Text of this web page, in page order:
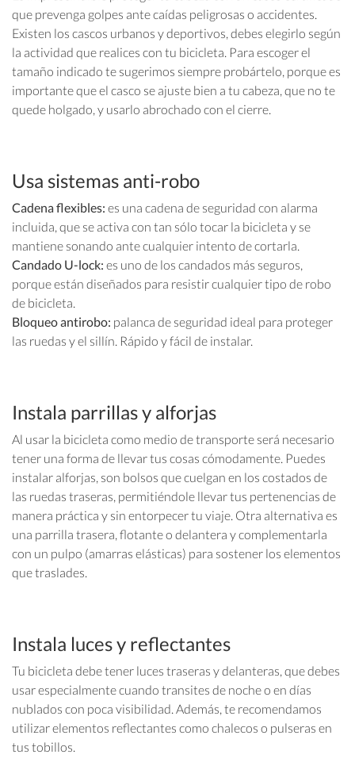
que prevenga golpes ante caídas peligrosas o accidentes.
Existen los cascos urbanos y deportivos, debes elegirlo según
la actividad que realices con tu bicicleta. Para escoger el
tamaño indicado te sugerimos siempre probártelo, porque es
importante que el casco se ajuste bien a tu cabeza, que no te
quede holgado, y usarlo abrochado con el cierre.
Usa sistemas anti-robo
Cadena flexibles: es una cadena de seguridad con alarma
incluida, que se activa con tan sólo tocar la bicicleta y se
mantiene sonando ante cualquier intento de cortarla.
Candado U-lock: es uno de los candados más seguros,
porque están diseñados para resistir cualquier tipo de robo
de bicicleta.
Bloqueo anti­robo: palanca de seguridad ideal para proteger
las ruedas y el sillín. Rápido y fácil de instalar.
Instala parrillas y alforjas
Al usar la bicicleta como medio de transporte será necesario
tener una forma de llevar tus cosas cómodamente. Puedes
instalar alforjas, son bolsos que cuelgan en los costados de
las ruedas traseras, permitiéndole llevar tus pertenencias de
manera práctica y sin entorpecer tu viaje. Otra alternativa es
una parrilla trasera, flotante o delantera y complementarla
con un pulpo (amarras elásticas) para sostener los elementos
que traslades.
Instala luces y reflectantes
Tu bicicleta debe tener luces traseras y delanteras, que debes
usar especialmente cuando transites de noche o en días
nublados con poca visibilidad. Además, te recomendamos
utilizar elementos reflectantes como chalecos o pulseras en
tus tobillos.